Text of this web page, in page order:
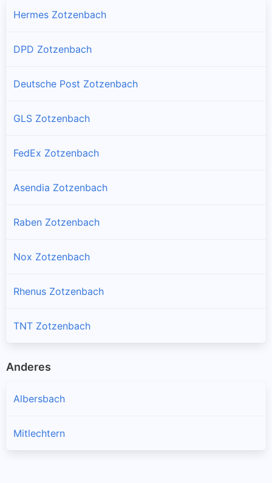
Hermes Zotzenbach
DPD Zotzenbach
Deutsche Post Zotzenbach
GLS Zotzenbach
FedEx Zotzenbach
Asendia Zotzenbach
Raben Zotzenbach
Nox Zotzenbach
Rhenus Zotzenbach
TNT Zotzenbach
Anderes
Albersbach
Mitlechtern